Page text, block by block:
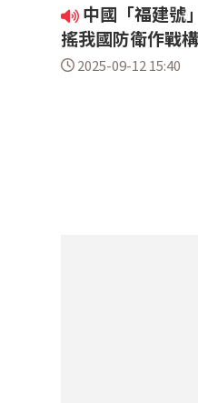
中國「福建號
搖我國防衛作戰
2025-09-12 15:40